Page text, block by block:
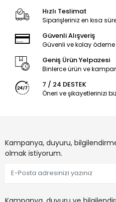
Hızlı Teslimat
Siparişleriniz en kısa
Güvenli Alışveriş
Güvenli ve kolay
Geniş Ürün Yelpazesi
Binlerce ürün ve
7 / 24 DESTEK
Öneri ve şikayetlerinizi
Kampanya, duyuru,
olmak istiyorum.